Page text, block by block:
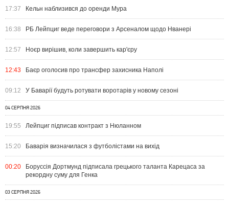
17:37 Кельн наблизився до оренди Мура
16:38 РБ Лейпциг веде переговори з Арсеналом щодо Нванері
12:57 Ноєр вирішив, коли завершить кар'єру
12:43 Баєр оголосив про трансфер захисника Наполі
09:12 У Баварії будуть ротувати воротарів у новому сезоні
04 СЕРПНЯ 2026
19:55 Лейпциг підписав контракт з Нюланном
15:20 Баварія визначилася з футболістами на вихід
00:20
Боруссія Дортмунд підписала грецького таланта Карецаса за
рекордну суму для Генка
03 СЕРПНЯ 2026